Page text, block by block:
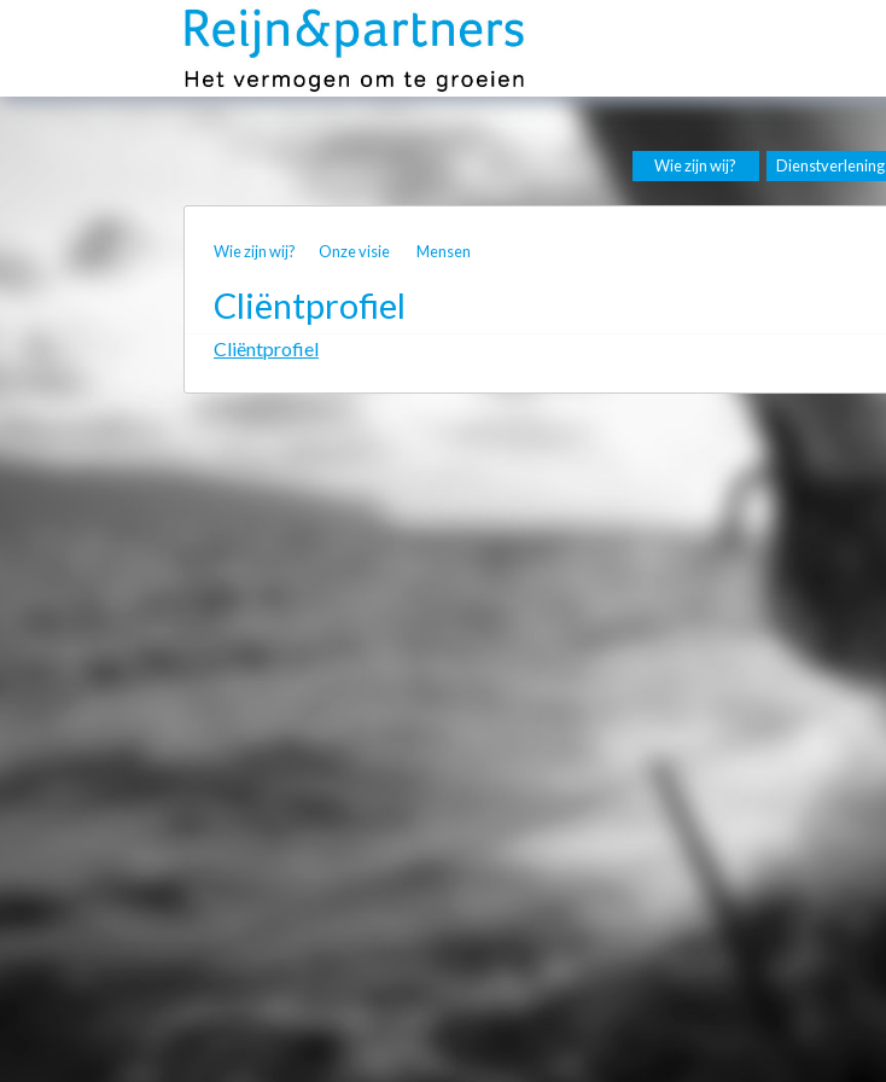
Wie zijn wij? Dienstverlening
Wie zijn wij? Onze visie Mensen
Cliëntprofiel
Cliëntprofiel